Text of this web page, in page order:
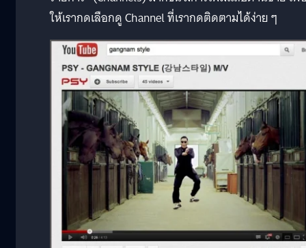
ให้เรากดเลือกดู Channel ที่เรากดติดตามได้ง่าย ๆ